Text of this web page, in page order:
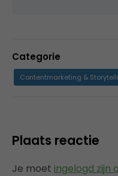
Categorie
Contentmarketing &
Plaats reactie
Je moet ingelogd zijn